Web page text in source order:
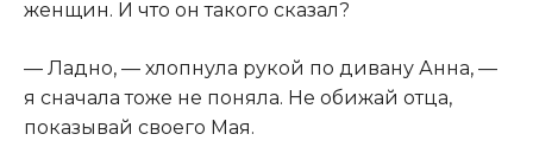
женщин. И что он такого сказал?
— Ладно, — хлопнула рукой по дивану Анна, —
я сначала тоже не поняла. Не обижай отца,
показывай своего Мая.